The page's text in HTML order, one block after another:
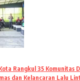
Rangkul 35 Komunitas
dan Kelancaran Lalu